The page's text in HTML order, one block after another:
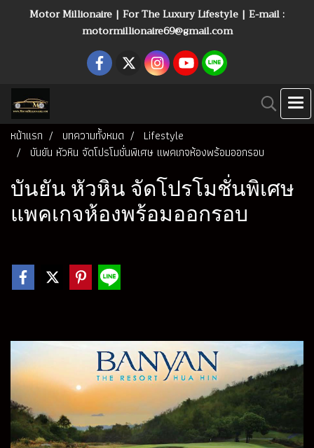
Motor Millionaire | For The Luxury Lifestyle | E-mail :
motormillionaire69@gmail.com
หน้าแรก บทความทั้งหมด
Lifestyle
บันยัน หัวหิน จัดโปรโมชั่นพิเศษ แพคเกจห้องพร้อมออกรอบ
บันยัน หัวหิน จัดโปรโมชั่นพิเศษ
แพคเกจห้องพร้อมออกรอบ